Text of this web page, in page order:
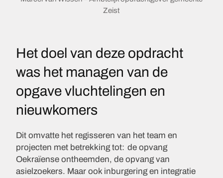
Zeist
Het doel van deze opdracht
was het managen van de
opgave vluchtelingen en
nieuwkomers
Dit omvatte het regisseren van het team en
projecten met betrekking tot: de opvang
Oekraïense ontheemden, de opvang van
asielzoekers. Maar ook inburgering en integratie